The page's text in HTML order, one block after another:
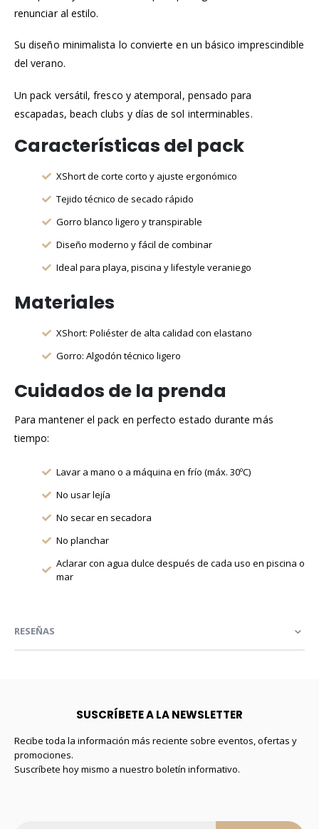
renunciar al estilo.
Su diseño minimalista lo convierte en un básico imprescindible
del verano.
Un pack versátil, fresco y atemporal, pensado para
escapadas, beach clubs y días de sol interminables.
Características del pack
XShort de corte corto y ajuste ergonómico
Tejido técnico de secado rápido
Gorro blanco ligero y transpirable
Diseño moderno y fácil de combinar
Ideal para playa, piscina y lifestyle veraniego
Materiales
XShort: Poliéster de alta calidad con elastano
Gorro: Algodón técnico ligero
Cuidados de la prenda
Para mantener el pack en perfecto estado durante más
tiempo:
Lavar a mano o a máquina en frío (máx. 30ºC)
No usar lejía
No secar en secadora
No planchar
Aclarar con agua dulce después de cada uso en piscina o
mar
RESEÑAS
SUSCRÍBETE A LA NEWSLETTER
Recibe toda la información más reciente sobre eventos, ofertas y
promociones.
Suscríbete hoy mismo a nuestro boletín informativo.